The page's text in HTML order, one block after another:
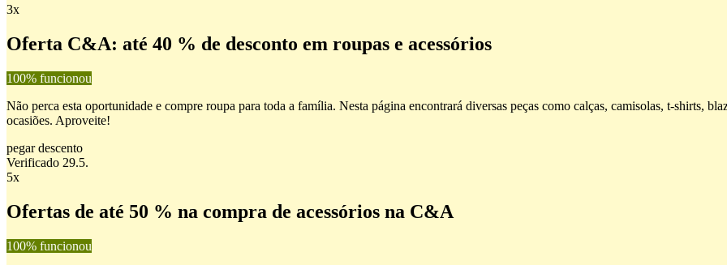
3x
Oferta C&A: até 40 % de desconto em roupas e acessórios
100% funcionou
Não perca esta oportunidade e compre roupa para toda a família. Nesta página encontrará diversas peças como calças, camisolas, t-shirts,
ocasiões. Aproveite!
pegar descento
Verificado 29.5.
5x
Ofertas de até 50 % na compra de acessórios na C&A
100% funcionou